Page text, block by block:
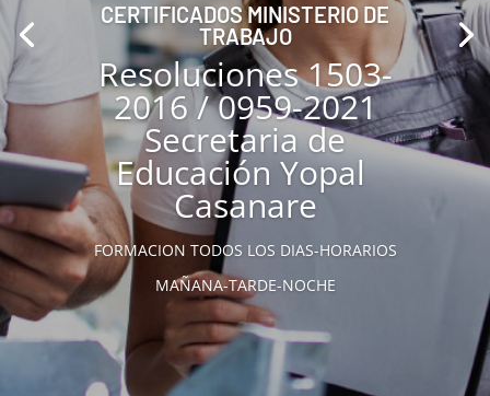
CERTIFICADOS MINISTERIO DE
TRABAJO
Resoluciones 1503-
2016 / 0959-2021
Secretaria de
Educación Yopal
Casanare
FORMACION TODOS LOS DIAS-HORARIOS
MAÑANA-TARDE-NOCHE